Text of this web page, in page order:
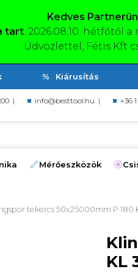
Kedves
tart. 2026.08.10. hétfőtől
Üdvözlettel, Fétis Kft
Kiárusítás
| info@besttool.hu | +36
Mérőeszközök
tekercs 50x25000mm P 180
KL